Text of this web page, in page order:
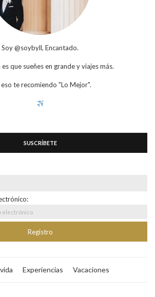
Soy @soybyll, Encantado.
que sueñes en grande y viajes más.
te recomiendo "Lo Mejor".
SUSCRÍBETE
Experiencias Vacaciones